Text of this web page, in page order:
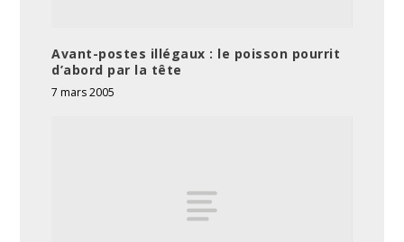
Avant-postes illégaux : le poisson pourrit
d’abord par la tête
7 mars 2005